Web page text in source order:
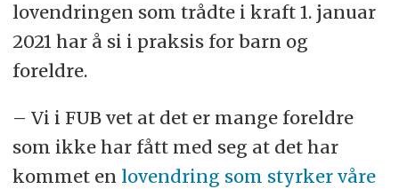
lovendringen som trådte i kraft 1. januar
2021 har å si i praksis for barn og
foreldre.
– Vi i FUB vet at det er mange foreldre
som ikke har fått med seg at det har
kommet en lovendring som styrker våre